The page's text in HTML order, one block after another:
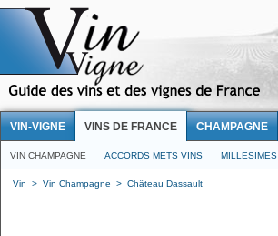
VIN-VIGNE VINS DE FRANCE CHAMPAGNE
VIN CHAMPAGNE ACCORDS METS VINS MILLESIMES
Vin > Vin Champagne > Château Dassault